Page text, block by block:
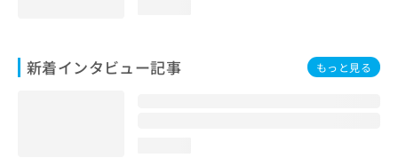
新着インタビュー記事 もっと見る